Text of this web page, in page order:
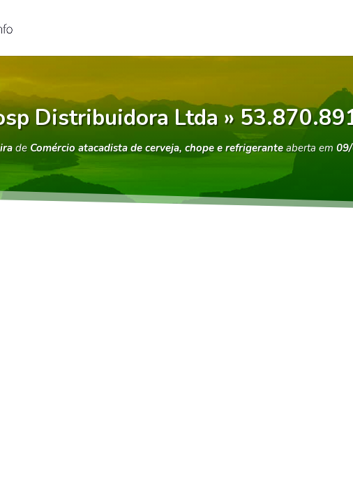
Distribuidora Ltda »
de Comércio atacadista de cerveja, chope e refrigeranteaberta em